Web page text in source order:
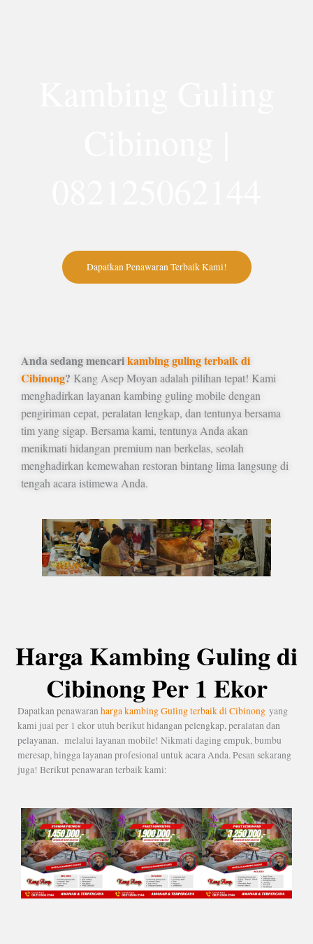
Dapatkan Penawaran Terbaik Kami!
Anda sedang mencarikambing guling terbaik di
Cibinong? Kang Asep Moyan adalah pilihan tepat! Kami
menghadirkan layanan kambing guling mobile dengan
pengiriman cepat, peralatan lengkap, dan tentunya bersama
tim yang sigap. Bersama kami, tentunya Anda akan
menikmati hidangan premium nan berkelas, seolah
menghadirkan kemewahan restoran bintang lima langsung di
tengah acara istimewa Anda.
Harga Kambing Guling di
Cibinong Per 1 Ekor
Dapatkan penawaran harga kambing Guling terbaik di Cibinong yang
kami jual per 1 ekor utuh berikut hidangan pelengkap, peralatan dan
pelayanan. melalui layanan mobile! Nikmati daging empuk, bumbu
meresap, hingga layanan profesional untuk acara Anda. Pesan sekarang
juga! Berikut penawaran terbaik kami: